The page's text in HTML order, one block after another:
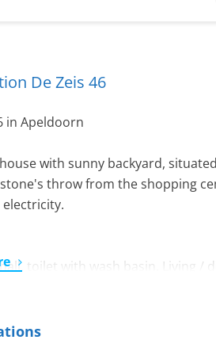
De Zeis 46
in Apeldoorn
with sunny backyard,
throw from the shopping
toilet with wash basin. Living /